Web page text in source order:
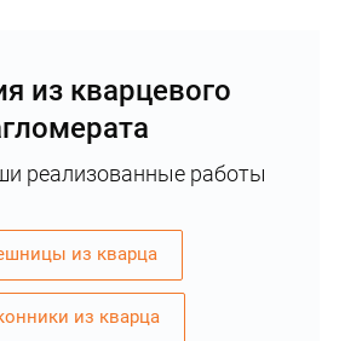
из кварцевого
реализованные работы
из кварца
из кварца